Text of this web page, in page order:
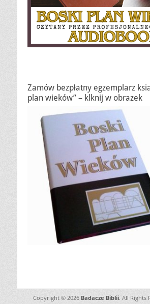
Zamów bezpłatny egzemplarz
plan wieków” – klknij w obrazek
Copyright © 2026 Badacze Biblii. All Rights